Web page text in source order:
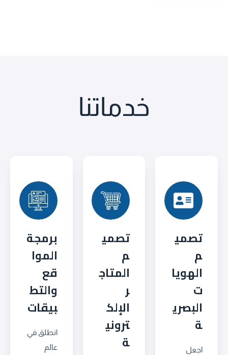
خدماتنا
تصمي
م
الهويا
ت
البصري
ة
اجعل
تصمي
م
المتاج
ر
الإلك
تروني
ة
برمجة
الموا
قع
والتط
بيقات
انطلق في
عالم